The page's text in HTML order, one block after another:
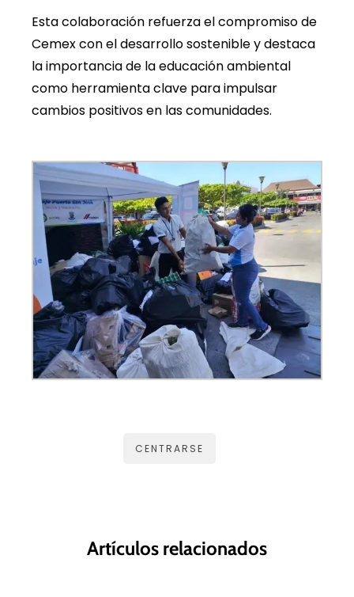
Esta colaboración refuerza el compromiso de
Cemex con el desarrollo sostenible y destaca
la importancia de la educación ambiental
como herramienta clave para impulsar
cambios positivos en las comunidades.
CENTRARSE
Artículos relacionados